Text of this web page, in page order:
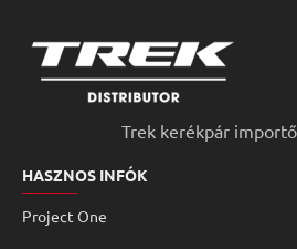
Trek kerékpár
HASZNOS INFÓK
Project One